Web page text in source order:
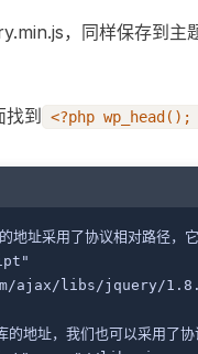
，同样保存到主
到 <?php wp_head();
址采用了协议相对路径，
ajax/libs/jquery/
地址，我们也可以采用了